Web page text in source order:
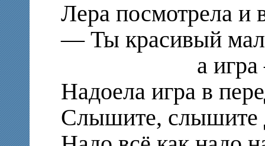
Лера посмотрела и
— Ты красивый
а игра —
Надоела игра в
Слышите, слышите